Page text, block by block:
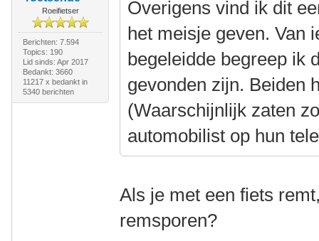
Roeifietser
Berichten: 7.594
Topics: 190
Lid sinds: Apr 2017
Bedankt: 3660
11217 x bedankt in
5340 berichten
Overigens vind ik dit
het meisje geven. Van
begeleidde begreep ik
gevonden zijn. Beiden
(Waarschijnlijk zaten
automobilist op hun
Als je met een fiets
remsporen?